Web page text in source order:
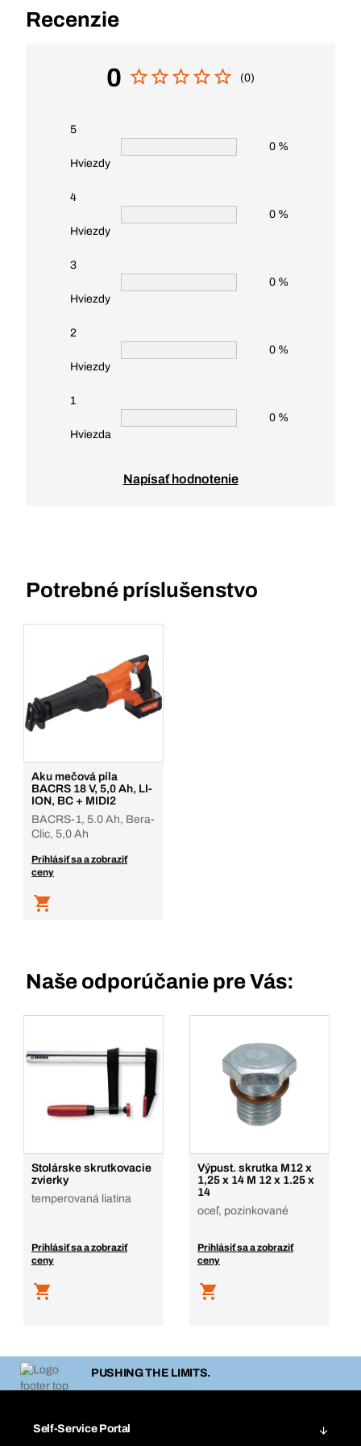
Recenzie
0 (0)
5
Hviezdy
0 %
4
Hviezdy
0 %
3
Hviezdy
0 %
2
Hviezdy
0 %
1
Hviezda
0 %
Napísať hodnotenie
Potrebné príslušenstvo
Aku mečová píla
BACRS 18 V, 5,0 Ah, LI-
ION, BC + MIDI2
BACRS-1, 5.0 Ah, Bera-
Clic, 5,0 Ah
Prihlásiť sa a zobraziť
ceny
Naše odporúčanie pre Vás:
Stolárske skrutkovacie
zvierky
temperovaná liatina
Prihlásiť sa a zobraziť
ceny
Výpust. skrutka M12 x
1,25 x 14 M 12 x 1.25 x
14
oceľ, pozinkované
Prihlásiť sa a zobraziť
ceny
PUSHING THE LIMITS.
Self-Service Portal